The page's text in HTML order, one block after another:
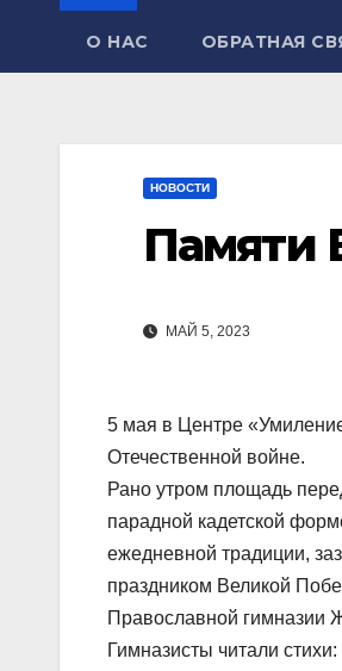
О НАС ОБРАТНАЯ
НОВОСТИ
Памяти
МАЙ 5, 2023
5 мая в Центре
Отечественной войне.
Рано утром площадь
парадной кадетской
ежедневной традиции,
праздником Великой
Православной гимназии
Гимназисты читали